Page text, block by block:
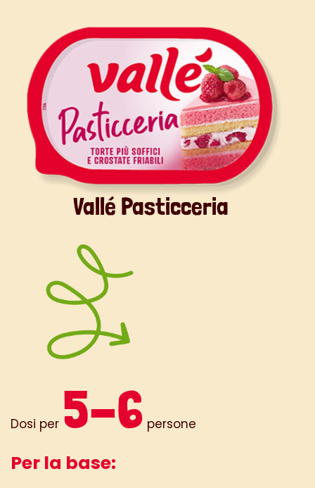
Dosi per 5-6 persone
Per la base:
Vallé Pasticceria